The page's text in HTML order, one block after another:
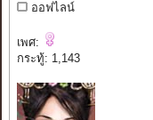
ออฟไลน์
เพศ:
กระทู้: 1,143